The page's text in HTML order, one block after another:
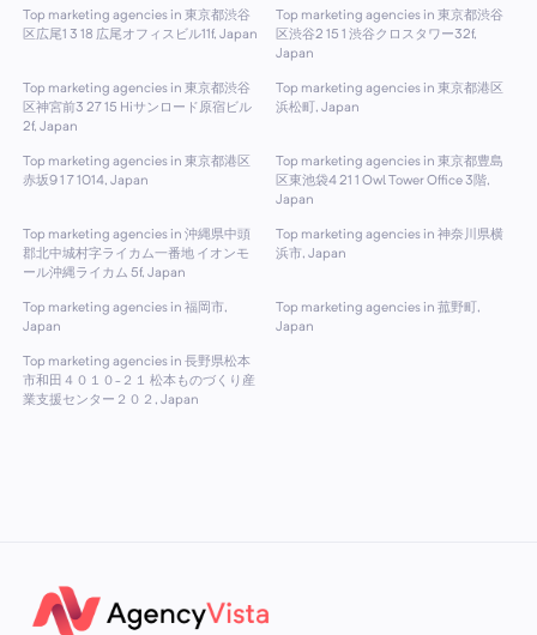
Top marketing agencies in 東京都渋谷
区広尾1 3 18 広尾オフィスビル11f, Japan
Top marketing agencies in 東京都渋谷
区渋谷2 15 1 渋谷クロスタワー32f,
Japan
Top marketing agencies in 東京都渋谷
区神宮前3 27 15 Hiサンロード原宿ビル
2f, Japan
Top marketing agencies in 東京都港区
浜松町, Japan
Top marketing agencies in 東京都港区
赤坂9 1 7 1014, Japan
Top marketing agencies in 東京都豊島
区東池袋4 21 1 Owl Tower Office 3階,
Japan
Top marketing agencies in 沖縄県中頭
郡北中城村字ライカム一番地 イオンモ
ール沖縄ライカム 5f, Japan
Top marketing agencies in 神奈川県横
浜市, Japan
Top marketing agencies in 福岡市,
Japan
Top marketing agencies in 菰野町,
Japan
Top marketing agencies in 長野県松本
市和田４０１０−２１ 松本ものづくり産
業支援センター２０２, Japan